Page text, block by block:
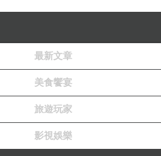
最新文章
美食饗宴
旅遊玩家
影視娛樂